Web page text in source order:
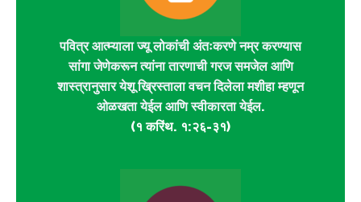
पवित्र आत्म्याला ज्यू लोकांची अंतःकरणे नम्र करण्यास
सांगा जेणेकरून त्यांना तारणाची गरज समजेल आणि
शास्त्रानुसार येशू ख्रिस्ताला वचन दिलेला मशीहा म्हणून
ओळखता येईल आणि स्वीकारता येईल.
(१ करिंथ. १:२६-३१)